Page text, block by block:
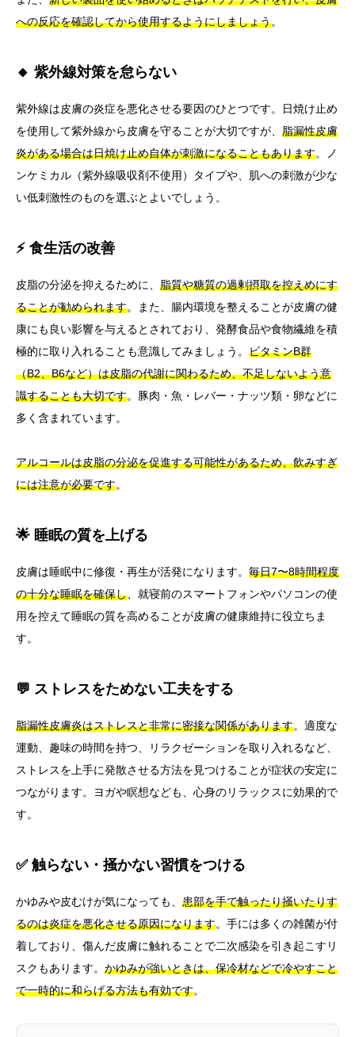
への反応を確認してから使用するようにしましょう。
🔸 紫外線対策を怠らない
紫外線は皮膚の炎症を悪化させる要因のひとつです。日焼け止め
を使用して紫外線から皮膚を守ることが大切ですが、 脂漏性皮膚
炎がある場合は日焼け止め自体が刺激になることもあります。ノ
ンケミカル（紫外線吸収剤不使用）タイプや、肌への刺激が少な
い低刺激性のものを選ぶとよいでしょう。
⚡ 食生活の改善
皮脂の分泌を抑えるために、 脂質や糖質の過剰摂取を控えめにす
ることが勧められます。また、腸内環境を整えることが皮膚の健
康にも良い影響を与えるとされており、発酵食品や食物繊維を積
極的に取り入れることも意識してみましょう。 ビタミンB群
（B2、B6など）は皮脂の代謝に関わるため、不足しないよう意
識することも大切です。豚肉・魚・レバー・ナッツ類・卵などに
多く含まれています。
アルコールは皮脂の分泌を促進する可能性があるため、飲みすぎ
には注意が必要です。
🌟 睡眠の質を上げる
皮膚は睡眠中に修復・再生が活発になります。 毎日7〜8時間程度
の十分な睡眠を確保し、就寝前のスマートフォンやパソコンの使
用を控えて睡眠の質を高めることが皮膚の健康維持に役立ちま
す。
💬 ストレスをためない工夫をする
脂漏性皮膚炎はストレスと非常に密接な関係があります。適度な
運動、趣味の時間を持つ、リラクゼーションを取り入れるなど、
ストレスを上手に発散させる方法を見つけることが症状の安定に
つながります。ヨガや瞑想なども、心身のリラックスに効果的で
す。
✅ 触らない・掻かない習慣をつける
かゆみや皮むけが気になっても、 患部を手で触ったり掻いたりす
るのは炎症を悪化させる原因になります。手には多くの雑菌が付
着しており、傷んだ皮膚に触れることで二次感染を引き起こすリ
スクもあります。 かゆみが強いときは、保冷材などで冷やすこと
で一時的に和らげる方法も有効です。